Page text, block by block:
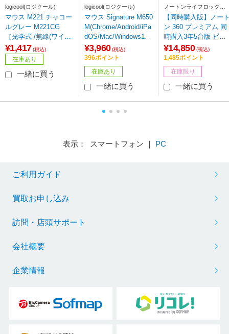
logicool(ロジクール)
マウス M221 チャコー
ルグレー M221CG
［光学式 /無線(ワイヤ
レス) /3ボタン /USB］
¥1,417 (税込)
在庫あり
一緒に買う
logicool(ロジクール)
マウス Signature M650
M(Chrome/Android/iPa
dOS/Mac/Windows11
対応) グラファイト M6
50MGR ［光学式 /無線
(ワイヤレス) /5ボタン
/Bluetooth・USB］
¥3,960 (税込)
396ポイント
在庫あり
一緒に買う
ノートンライフロック
Norton Lifelock
【同時購入版】ノー
ン 360 プレミアム 同
時購入3年5台版 ビッ
クカメラグループ専
［Win・Mac・Androi
d・iOS用］
¥14,850 (税込)
1,485ポイント
在庫限り
一緒に買う
表示： スマートフォン ｜ PC
ご利用ガイド
買取お申し込み
訪問・店頭サポート
会社概要
企業情報